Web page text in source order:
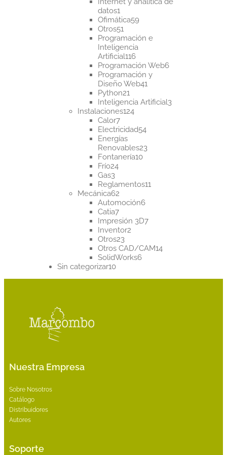
datos11
producto
Ofimática5959
Otros5151
productos
Programación e
Inteligencia
Artificial116116
productos
Programación Web66
Programación y
Diseño Web4141
Python2121
productos
Inteligencia Artificial33
Instalaciones124124
Calor77
productos
Electricidad5454
Energías
Renovables2323
Fontanería1010
Frío2424
Gas33
productos
Reglamentos1111
Mecánica6262
productos
Automoción66
Catia77
productos
Impresión 3D77
Inventor22
Otros2323
productos
Otros CAD/CAM1414
SolidWorks66
Sin categorizar1010
Nuestra Empresa
Sobre Nosotros
Catálogo
Distribuidores
Autores
Soporte